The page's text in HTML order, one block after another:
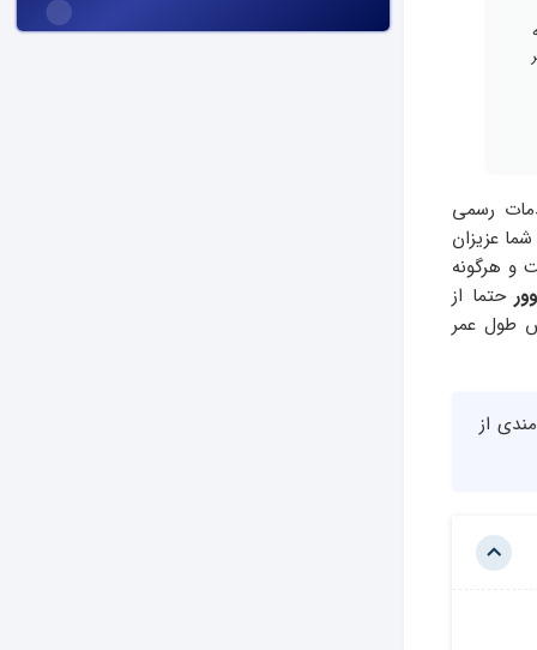
رسمی
عزیزان
و هرگونه
حتما از
طول عمر
از